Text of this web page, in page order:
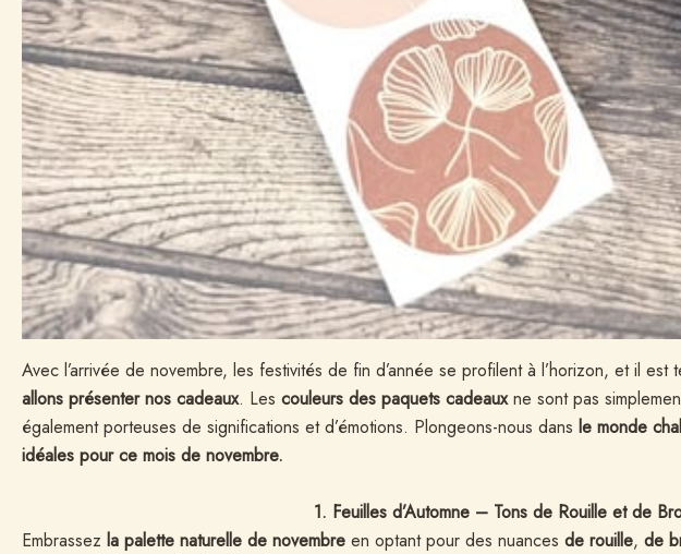
Avec l’arrivée de novembre, les festivités de fin d’année se profilent à l’horizon, et il
allons présenter nos cadeaux. Les couleurs des paquets cadeauxne sont pas
également porteuses de significations et d’émotions. Plongeons-nous dans le monde
idéales pour ce mois de novembre.
1. Feuilles d’Automne – Tons de Rouille et de
Embrassez la palette naturelle de novembre en optant pour des nuances de rouille, de